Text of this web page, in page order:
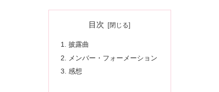
目次
披露曲
メンバー・フォーメーション
感想